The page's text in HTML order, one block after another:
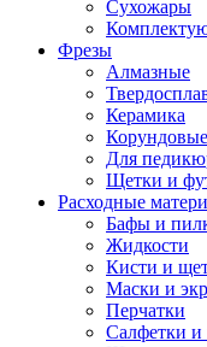
Сухожары
Фрезы
Алмазные
Керамика
Для
Щетки и
Расходные
Бафы и
Жидкости
Кисти и
Маски и
Перчатки
Салфетки и